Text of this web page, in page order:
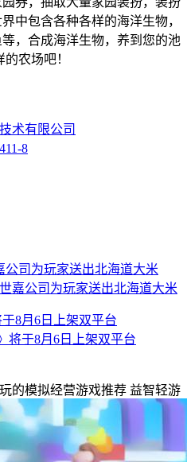
中包含各种各样的海洋生物，
，合成海洋生物，养到您的池
农场吧！
术有限公司
8
嘉公司为玩家送出北海道大米
将于8月6日上架双平台
的模拟经营游戏推荐 益智轻游